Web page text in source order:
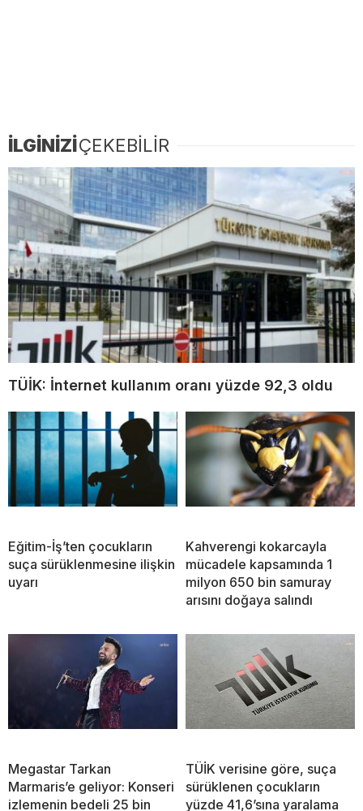
İLGİNİZİÇEKEBİLİR
TÜİK: İnternet kullanım oranı yüzde 92,3 oldu
Eğitim-İş’ten çocukların
suça sürüklenmesine ilişkin
uyarı
Kahverengi kokarcayla
mücadele kapsamında 1
milyon 650 bin samuray
arısını doğaya salındı
Megastar Tarkan
Marmaris’e geliyor: Konseri
izlemenin bedeli 25 bin
TÜİK verisine göre, suça
sürüklenen çocukların
yüzde 41,6’sına yaralama